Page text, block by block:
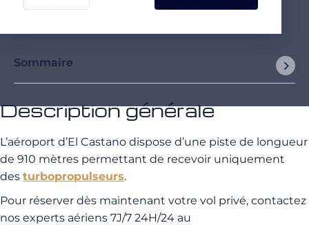
Sommaire
Description générale
L’aéroport d’El Castano dispose d’une piste de longueur
de 910 mètres permettant de recevoir uniquement
des turbopropulseurs.
Pour réserver dès maintenant votre vol privé, contactez
nos experts aériens 7J/7 24H/24 au